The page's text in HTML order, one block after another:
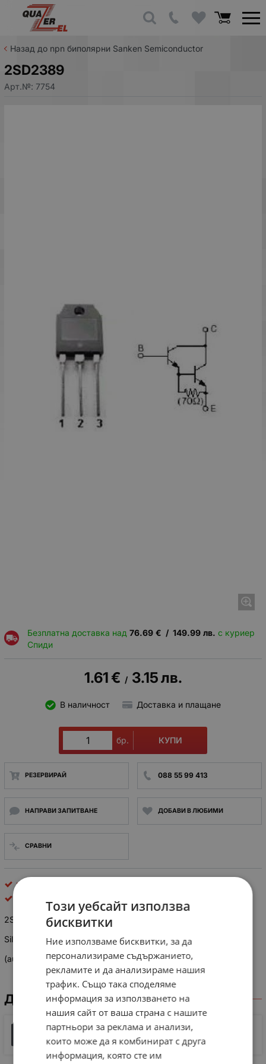
Назад до npn биполярни Sanken Semiconductor
2SD2389
Арт.№: 7754
Безплатна доставка над 76.69 € / 149.99 лв. с куриер
Спиди
1.61€ / 3.15лв.
В наличност Доставка и плащане
бр. КУПИ
РЕЗЕРВИРАЙ 088 55 99 413
НАПРАВИ ЗАПИТВАНЕ ДОБАВИ В ЛЮБИМИ
СРАВНИ
npn биполярни
2SD 2389 N-DARLITON 160V 10A 100W B>5K SOT93
Silicon Npn Triple Diffused Planar Transistor
(audio, Series Regulator and General Purpose)
ДОКУМЕНТИ ЗА СВАЛЯНЕ
2SD2389 SanKen Specification
29 KB |PDF
Този уебсайт използва
бисквитки
Ние използваме бисквитки, за да
персонализираме съдържанието,
рекламите и да анализираме нашия
трафик. Също така споделяме
информация за използването на
нашия сайт от ваша страна с нашите
партньори за реклама и анализи,
които може да я комбинират с друга
информация, която сте им